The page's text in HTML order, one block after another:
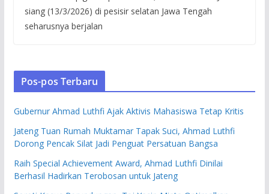
siang (13/3/2026) di pesisir selatan Jawa Tengah
seharusnya berjalan
Pos-pos Terbaru
Gubernur Ahmad Luthfi Ajak Aktivis Mahasiswa Tetap Kritis
Jateng Tuan Rumah Muktamar Tapak Suci, Ahmad Luthfi
Dorong Pencak Silat Jadi Penguat Persatuan Bangsa
Raih Special Achievement Award, Ahmad Luthfi Dinilai
Berhasil Hadirkan Terobosan untuk Jateng